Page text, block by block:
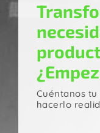
Cuéntanos
hacerlo